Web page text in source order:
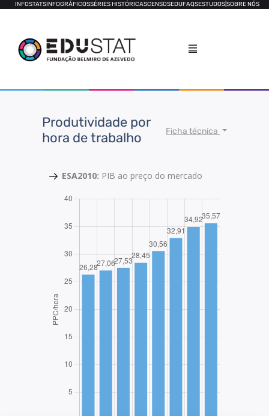
INFOSTATSINFOGRÁFICOSSÉRIES HISTÓRICASCENSOSEDUFAQSESTUDOSSOBRE NÓS
Produtividade por
hora de trabalho
Ficha técnica
ESA2010: PIB ao preço do mercado